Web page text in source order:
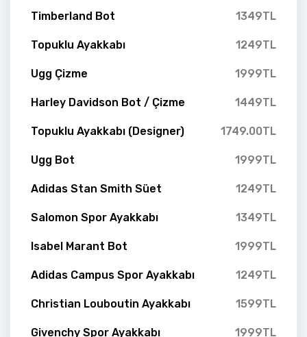
Timberland Bot 1349TL
Topuklu Ayakkabı 1249TL
Ugg Çizme 1999TL
Harley Davidson Bot / Çizme 1449TL
Topuklu Ayakkabı (Designer) 1749.00TL
Ugg Bot 1999TL
Adidas Stan Smith Süet 1249TL
Salomon Spor Ayakkabı 1349TL
Isabel Marant Bot 1999TL
Adidas Campus Spor Ayakkabı 1249TL
Christian Louboutin Ayakkabı 1599TL
Givenchy Spor Ayakkabı 1999TL